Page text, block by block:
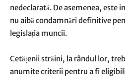
nedeclarată. De asemenea, este
nu aibă condamnări definitive
legislația muncii.
Cetățenii străini, la rândul lor,
anumite criterii pentru a fi